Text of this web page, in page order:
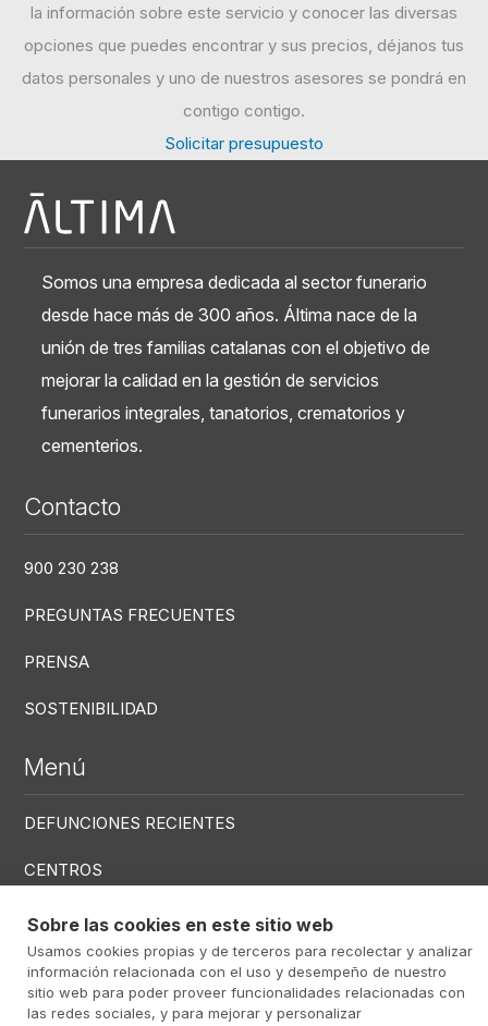
la información sobre este servicio y conocer las diversas
opciones que puedes encontrar y sus precios, déjanos tus
datos personales y uno de nuestros asesores se pondrá en
contigo contigo.
Solicitar presupuesto
Somos una empresa dedicada al sector funerario
desde hace más de 300 años. Áltima nace de la
unión de tres familias catalanas con el objetivo de
mejorar la calidad en la gestión de servicios
funerarios integrales, tanatorios, crematorios y
cementerios.
Contacto
900 230 238
PREGUNTAS FRECUENTES
PRENSA
SOSTENIBILIDAD
Menú
DEFUNCIONES RECIENTES
CENTROS
Menú RRSS
Sobre las cookies en este sitio web
Usamos cookies propias y de terceros para recolectar y analizar
información relacionada con el uso y desempeño de nuestro
sitio web para poder proveer funcionalidades relacionadas con
las redes sociales, y para mejorar y personalizar